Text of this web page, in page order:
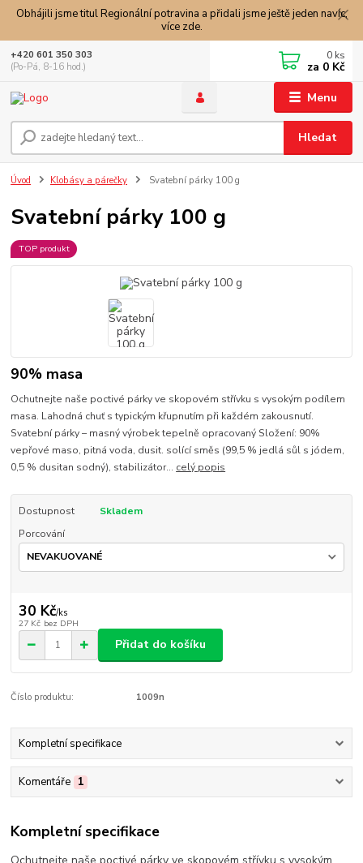
Obhájili jsme titul Regionální potravina a přidali jsme ještě jeden navíc,
více zde.
Menu
Hledat
+420 601 350 303
(Po-Pá, 8-16 hod.)
0 ks
za 0 Kč
Úvod Klobásy a párečky Svatební párky 100 g
Svatební párky 100 g
TOP produkt
90% masa
Ochutnejte naše poctivé párky ve skopovém střívku s vysokým podílem
masa. Lahodná chuť s typickým křupnutím při každém zakousnutí.
Svatební párky – masný výrobek tepelně opracovaný Složení: 90%
vepřové maso, pitná voda, dusit. solící směs (99,5 % jedlá sůl s jódem,
0,5 % dusitan sodný), stabilizátor... celý popis
Dostupnost
Skladem
Porcování
30 Kč/ks
27 Kč bez DPH
Přidat do košíku
Číslo produktu: 1009n
Kompletní specifikace
Komentáře 1
Kompletní specifikace